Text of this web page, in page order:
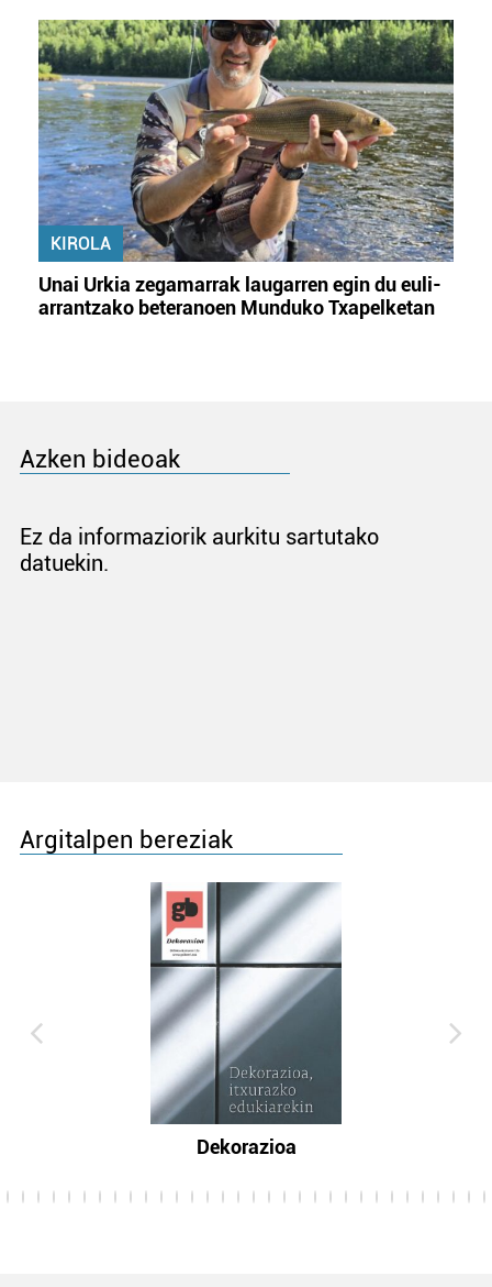
KIROLA
Unai Urkia zegamarrak laugarren egin du euli-
arrantzako beteranoen Munduko Txapelketan
Azken bideoak
Ez da informaziorik aurkitu sartutako
datuekin.
Argitalpen bereziak
Dekorazioa